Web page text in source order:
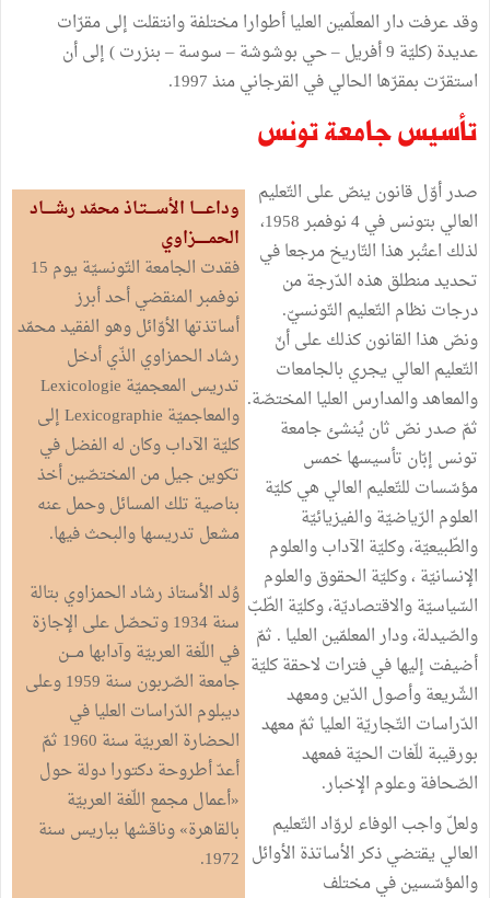
وقد عرفت دار المعلّمين العليا أطوارا مختلفة وانتقلت إلى مقرّات
عديدة (كليّة 9 أفريل – حي بوشوشة – سوسة – بنزرت ) إلى أن
استقرّت بمقرّها الحالي في القرجاني منذ 1997.
تأسيس جامعة تونس
وداعـــــا الأســــتـاذ محمّد رشـــــاد
الحمــــــزاوي
فقدت الجامعة التّونسيّة يوم 15
نوفمبر المنقضي أحد أبرز
أساتذتها الأوّائل وهو الفقيد محمّد
رشاد الحمزاوي الذّي أدخل
تدريس المعجميّة Lexicologie
والمعاجميّة Lexicographie إلى
كليّة الآداب وكان له الفضل في
تكوين جيل من المختصّين أخذ
بناصية تلك المسائل وحمل عنه
مشعل تدريسها والبحث فيها.
وُلد الأستاذ رشاد الحمزاوي بتالة
سنة 1934 وتحصّل على الإجازة
في اللّغة العربيّة وآدابها مـــن
جامعة الصّربون سنة 1959 وعلى
ديبلوم الدّراسات العليا في
الحضارة العربيّة سنة 1960 ثمّ
أعدّ أطروحة دكتورا دولة حول
«أعمال مجمع اللّغة العربيّة
بالقاهرة» وناقشها بباريس سنة
1972.
صدر أوّل قانون ينصّ على التّعليم
العالي بتونس في 4 نوفمبر 1958،
لذلك اعتُبر هذا التّاريخ مرجعا في
تحديد منطلق هذه الدّرجة من
درجات نظام التّعليم التّونسيّ.
ونصّ هذا القانون كذلك على أنّ
التّعليم العالي يجري بالجامعات
والمعاهد والمدارس العليا المختصّة.
ثمّ صدر نصّ ثان يُنشئ جامعة
تونس إبّان تأسيسها خمس
مؤسّسات للتّعليم العالي هي كليّة
العلوم الرّياضيّة والفيزيائيّة
والطّبيعيّة، وكليّة الآداب والعلوم
الإنسانيّة ، وكليّة الحقوق والعلوم
السّياسيّة والاقتصاديّة، وكليّة الطّبّ
والصّيدلة، ودار المعلمّين العليا . ثمّ
أضيفت إليها في فترات لاحقة كليّة
الشّريعة وأصول الدّين ومعهد
الدّراسات التّجاريّة العليا ثمّ معهد
بورقيبة للّغات الحيّة فمعهد
الصّحافة وعلوم الإخبار.
ولعلّ واجب الوفاء لروّاد التّعليم
العالي يقتضي ذكر الأساتذة الأوائل
والمؤسّسين في مختلف